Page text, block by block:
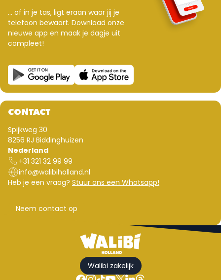
... of in je tas, ligt eraan waar jij je
telefoon bewaart. Download onze
nieuwe app en maak je dagje uit
compleet!
CONTACT
Spijkweg 30
8256 RJ Biddinghuizen
Nederland
+31 321 32 99 99
info@walibiholland.nl
Heb je een vraag? Stuur ons een Whatsapp!
Neem contact op
Walibi zakelijk